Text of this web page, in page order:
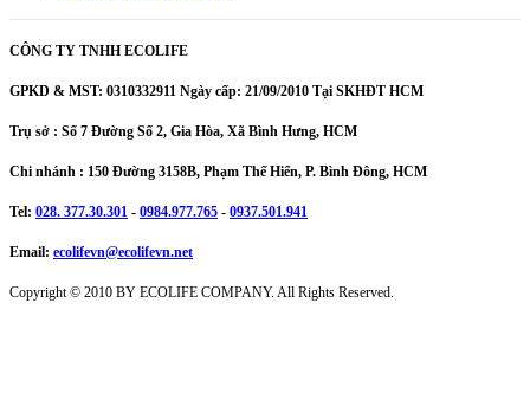
CÔNG TY TNHH ECOLIFE
GPKD & MST: 0310332911 Ngày cấp: 21/09/2010 Tại SKHĐT HCM
Trụ sở : Số 7 Đường Số 2, Gia Hòa, Xã Bình Hưng, HCM
Chi nhánh : 150 Đường 3158B, Phạm Thế Hiển, P. Bình Đông, HCM
Tel: 028. 377.30.301 - 0984.977.765 - 0937.501.941
Email: ecolifevn@ecolifevn.net
Copyright © 2010 BY ECOLIFE COMPANY. All Rights Reserved.